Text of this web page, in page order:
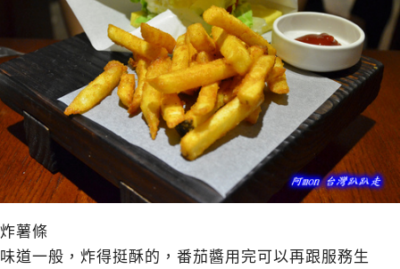
炸薯條
味道一般，炸得挺酥的，番茄醬用完可以再跟服務生